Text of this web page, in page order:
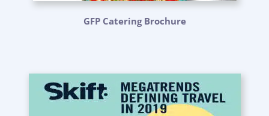
GFP Catering Brochure